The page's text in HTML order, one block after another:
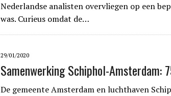
Nederlandse analisten overvliegen op een
was. Curieus omdat de…
29/01/2020
Samenwerking Schiphol-Amsterdam:
De gemeente Amsterdam en luchthaven